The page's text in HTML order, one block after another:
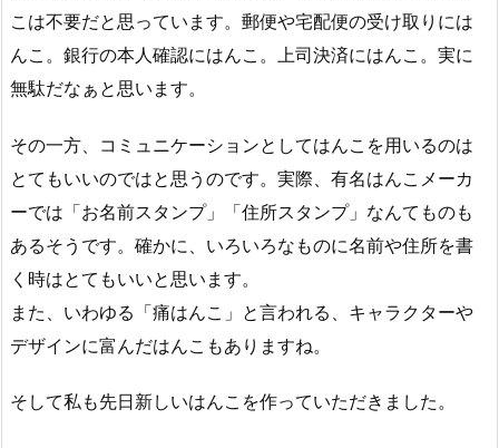
こは不要だと思っています。郵便や宅配便の受け取りには
んこ。銀行の本人確認にはんこ。上司決済にはんこ。実に
無駄だなぁと思います。
その一方、コミュニケーションとしてはんこを用いるのは
とてもいいのではと思うのです。実際、有名はんこメーカ
ーでは「お名前スタンプ」「住所スタンプ」なんてものも
あるそうです。確かに、いろいろなものに名前や住所を書
く時はとてもいいと思います。
また、いわゆる「痛はんこ」と言われる、キャラクターや
デザインに富んだはんこもありますね。
そして私も先日新しいはんこを作っていただきました。